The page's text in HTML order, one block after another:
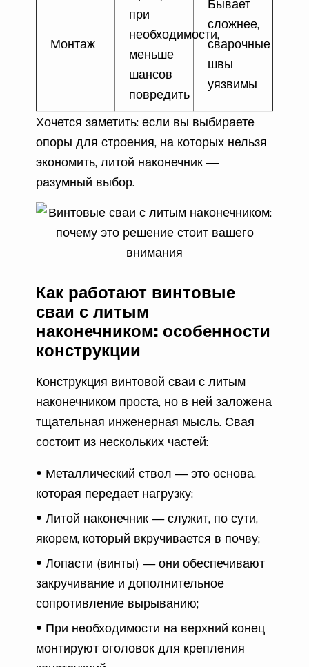
Монтаж
при
необходимости,
меньше
шансов
повредить
Бывает
сложнее,
сварочные
швы
уязвимы
Хочется заметить: если вы выбираете
опоры для строения, на которых нельзя
экономить, литой наконечник —
разумный выбор.
Как работают винтовые
сваи с литым
наконечником: особенности
конструкции
Конструкция винтовой сваи с литым
наконечником проста, но в ней заложена
тщательная инженерная мысль. Свая
состоит из нескольких частей:
Металлический ствол — это основа,
которая передает нагрузку;
Литой наконечник — служит, по сути,
якорем, который вкручивается в почву;
Лопасти (винты) — они обеспечивают
закручивание и дополнительное
сопротивление вырыванию;
При необходимости на верхний конец
монтируют оголовок для крепления